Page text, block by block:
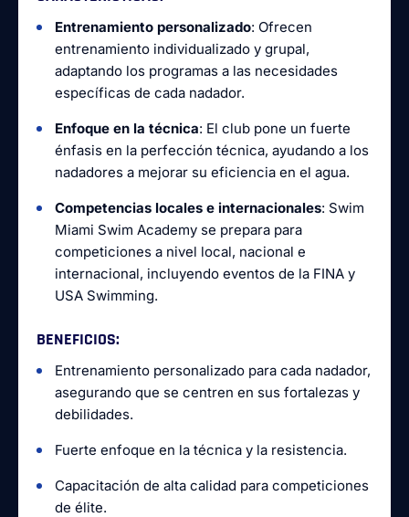
Entrenamiento personalizado: Ofrecen
entrenamiento individualizado y grupal,
adaptando los programas a las necesidades
específicas de cada nadador.
Enfoque en la técnica: El club pone un fuerte
énfasis en la perfección técnica, ayudando a los
nadadores a mejorar su eficiencia en el agua.
Competencias locales e internacionales: Swim
Miami Swim Academy se prepara para
competiciones a nivel local, nacional e
internacional, incluyendo eventos de la FINA y
USA Swimming.
BENEFICIOS:
Entrenamiento personalizado para cada nadador,
asegurando que se centren en sus fortalezas y
debilidades.
Fuerte enfoque en la técnica y la resistencia.
Capacitación de alta calidad para competiciones
de élite.